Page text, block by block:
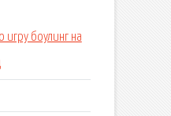
игру боулинг на